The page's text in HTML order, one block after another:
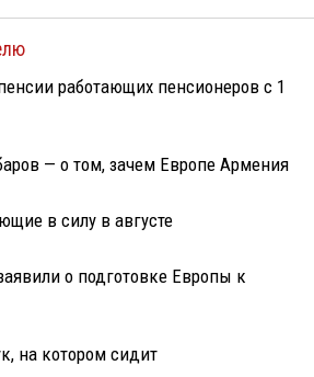
работающих пенсионеров с 1
— о том, зачем Европе Армения
в силу в августе
о подготовке Европы к
на котором сидит